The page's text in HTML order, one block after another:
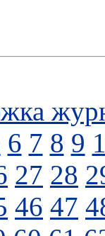
6 7 8 9
27 28
46 47